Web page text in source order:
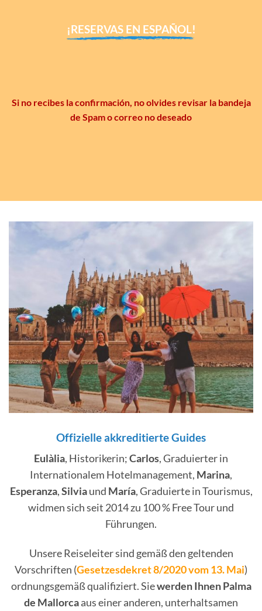
¡RESERVAS EN ESPAÑOL!
Si no recibes la confirmación, no olvides revisar la bandeja
de Spam o correo no deseado
Offizielle akkreditierte Guides
Eulàlia, Historikerin;Carlos, Graduierter in
Internationalem Hotelmanagement, Marina,
Esperanza,Silviaund María, Graduierte in Tourismus,
widmen sich seit 2014 zu 100 % Free Tour und
Führungen.
Unsere Reiseleiter sind gemäß den geltenden
Vorschriften (Gesetzesdekret 8/2020 vom 13. Mai)
ordnungsgemäß qualifiziert. Siewerden Ihnen Palma
de Mallorcaaus einer anderen, unterhaltsamen